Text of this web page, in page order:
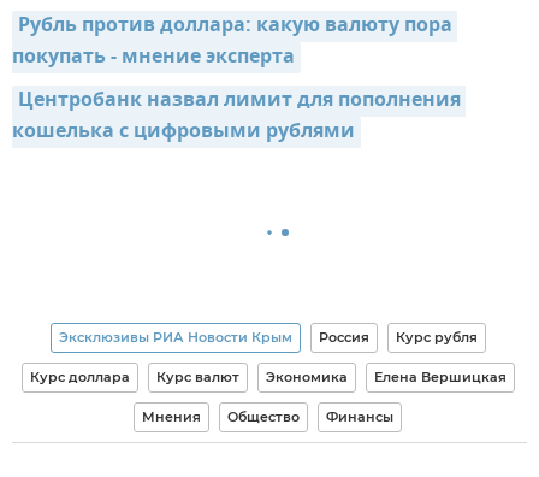
Рубль против доллара: какую валюту пора
покупать - мнение эксперта
Центробанк назвал лимит для пополнения
кошелька с цифровыми рублями
Эксклюзивы РИА Новости Крым Россия Курс рубля
Курс доллара Курс валют Экономика Елена Вершицкая
Мнения Общество Финансы